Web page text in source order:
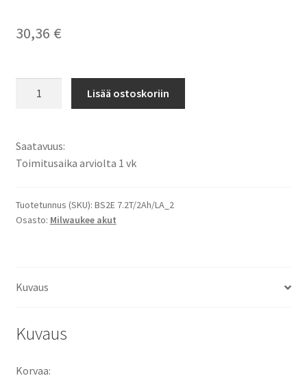
30,36 €
Porakoneakku
B7,2
PES
7.2T
Lisää ostoskoriin
Saatavuus:
Toimitusaika arviolta 1 vk
Tuotetunnus (SKU): BS2E 7.2T/2Ah/LA_2
Osasto: Milwaukee akut
Kuvaus
Kuvaus
Korvaa: